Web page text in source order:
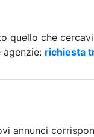
quello che
agenzie: richiesta
annunci